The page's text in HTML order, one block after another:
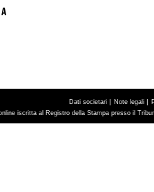
Dati societari | Note legali |
iscritta al Registro della Stampa presso il